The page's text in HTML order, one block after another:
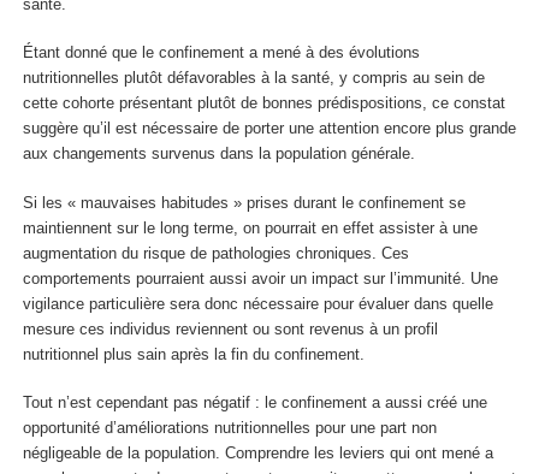
santé.
Étant donné que le confinement a mené à des évolutions
nutritionnelles plutôt défavorables à la santé, y compris au sein de
cette cohorte présentant plutôt de bonnes prédispositions, ce constat
suggère qu’il est nécessaire de porter une attention encore plus grande
aux changements survenus dans la population générale.
Si les « mauvaises habitudes » prises durant le confinement se
maintiennent sur le long terme, on pourrait en effet assister à une
augmentation du risque de pathologies chroniques. Ces
comportements pourraient aussi avoir un impact sur l’immunité. Une
vigilance particulière sera donc nécessaire pour évaluer dans quelle
mesure ces individus reviennent ou sont revenus à un profil
nutritionnel plus sain après la fin du confinement.
Tout n’est cependant pas négatif : le confinement a aussi créé une
opportunité d’améliorations nutritionnelles pour une part non
négligeable de la population. Comprendre les leviers qui ont mené a